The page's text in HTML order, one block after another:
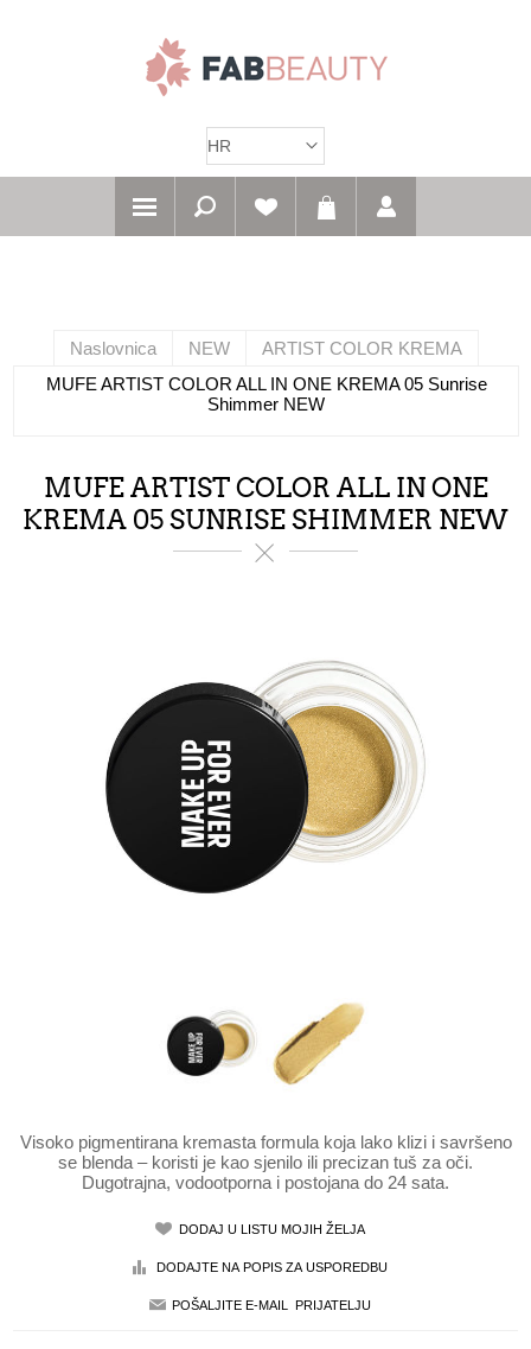
Naslovnica NEW
ARTIST COLOR KREMA
MUFE ARTIST COLOR ALL IN ONE KREMA 05 Sunrise
Shimmer NEW
MUFE ARTIST COLOR ALL IN ONE
KREMA 05 SUNRISE SHIMMER NEW
Visoko pigmentirana kremasta formula koja lako klizi i savršeno
se blenda – koristi je kao sjenilo ili precizan tuš za oči.
Dugotrajna, vodootporna i postojana do 24 sata.